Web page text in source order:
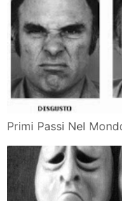
Primi Passi Nel